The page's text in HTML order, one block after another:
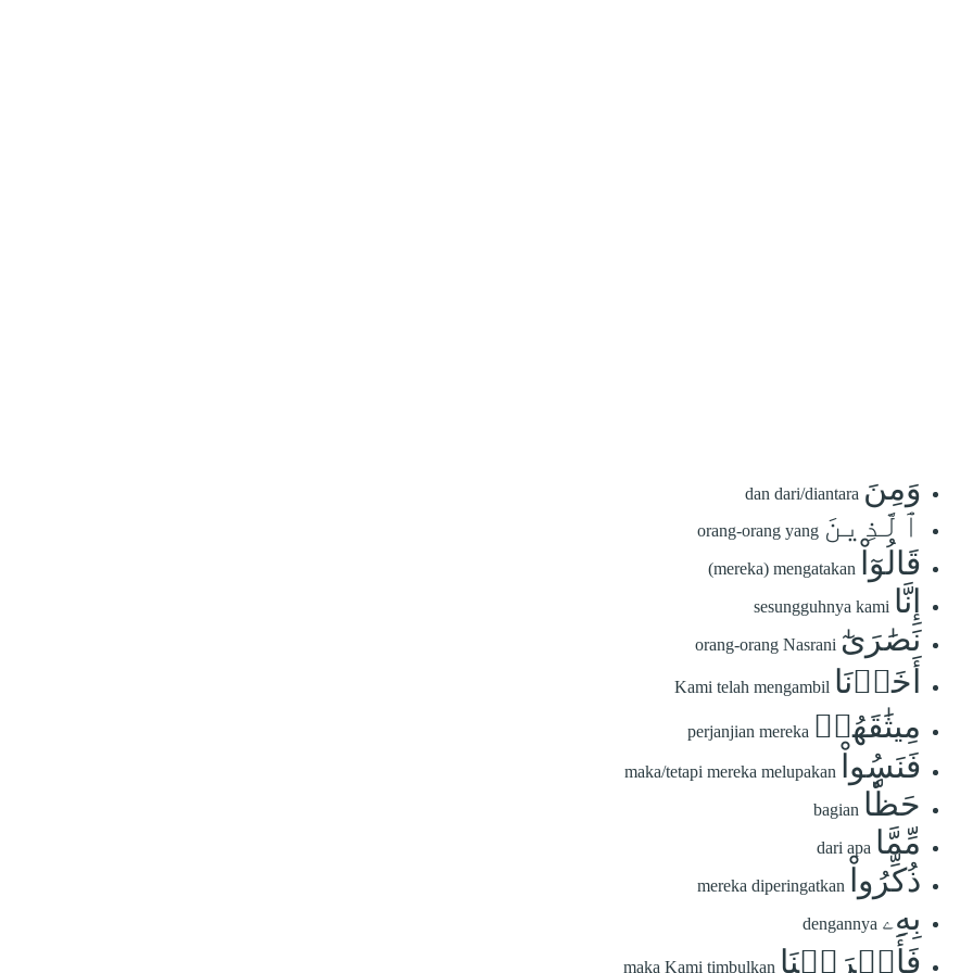
وَمِنَ dan dari/diantara
ٱلَّذِينَ orang-orang yang
قَالُوٓاْ (mereka) mengatakan
إِنَّا sesungguhnya kami
نَصَٰرَىٰٓ orang-orang Nasrani
أَخَذۡنَا Kami telah mengambil
مِيثَٰقَهُمۡ perjanjian mereka
فَنَسُواْ maka/tetapi mereka melupakan
حَظّٗا bagian
مِّمَّا dari apa
ذُكِّرُواْ mereka diperingatkan
بِهِۦ dengannya
فَأَغۡرَيۡنَا maka Kami timbulkan